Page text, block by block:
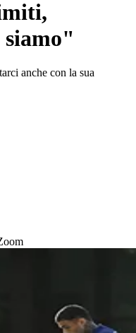
siamo"
anche con la sua